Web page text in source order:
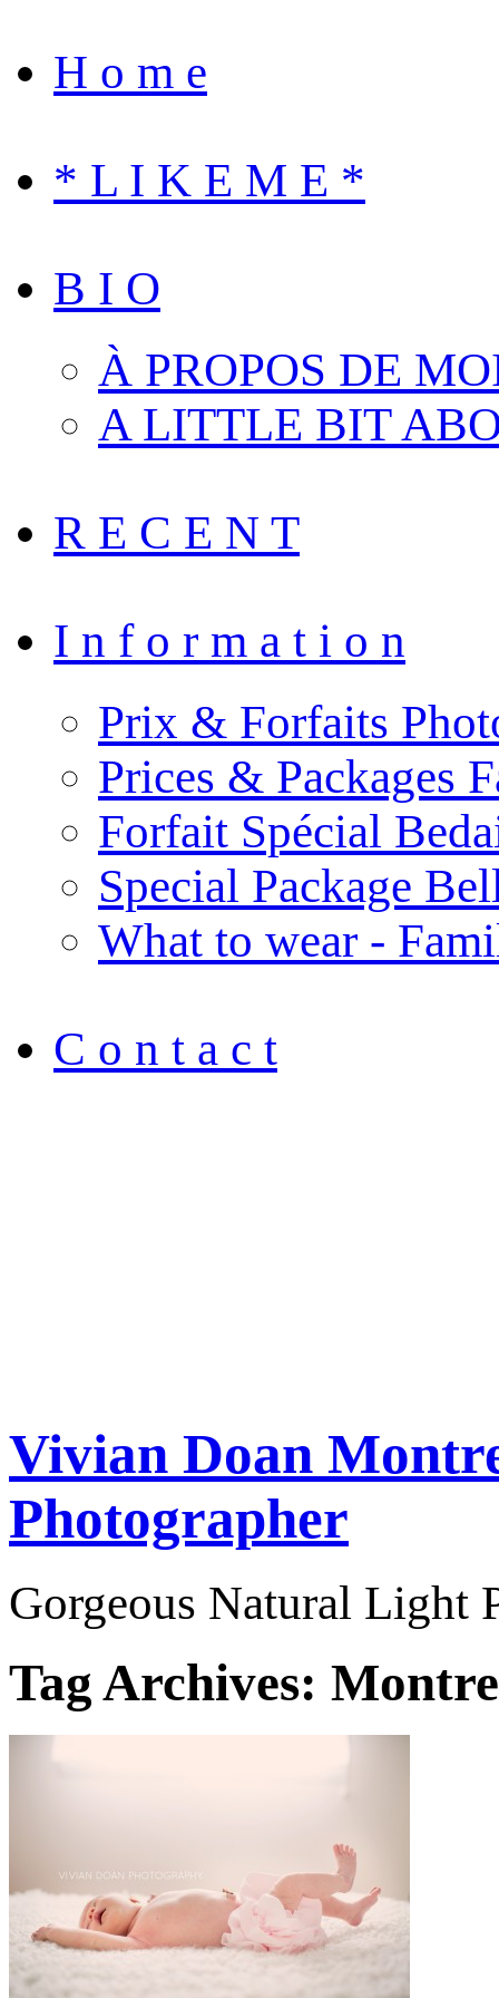
H o m e
* L I K E M E *
B I O
À PROPOS DE
A LITTLE BIT
R E C E N T
I n f o r m a t i o n
Prix & Forfaits
Prices & Packages
Forfait Spécial
Special Package
What to wear -
C o n t a c t
Vivian Doan
Photographer
Gorgeous Natural Light
Tag Archives: